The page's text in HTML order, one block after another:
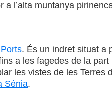
a l’alta muntanya
. És un indret situat a
a les fagedes de la
les vistes de les Terres
Sénia.